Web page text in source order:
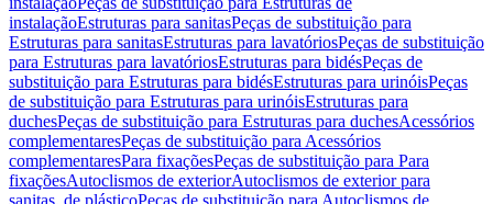
instalaçãoEstruturas para sanitasPeças de substituição para
Estruturas para sanitasEstruturas para lavatóriosPeças de substituição
para Estruturas para lavatóriosEstruturas para bidésPeças de
substituição para Estruturas para bidésEstruturas para urinóisPeças
de substituição para Estruturas para urinóisEstruturas para
duchesPeças de substituição para Estruturas para duchesAcessórios
complementaresPeças de substituição para Acessórios
complementaresPara fixaçõesPeças de substituição para Para
fixaçõesAutoclismos de exteriorAutoclismos de exterior para
sanitas, de plásticoPeças de substituição para Autoclismos de